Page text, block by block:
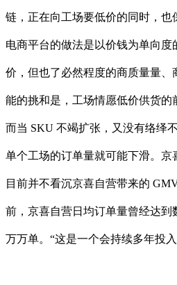
链，正在向工场要低价的同时，
电商平台的做法是以价钱为单向
价，但也了必然程度的商质量量
能的挑和是，工场情愿低价供货的
而当 SKU 不竭扩张，又没有络绎
单个工场的订单量就可能下滑。京
目前并不看沉京喜自营带来的
前，京喜自营日均订单量曾经达到
万万单。“这是一个会持续多年投入